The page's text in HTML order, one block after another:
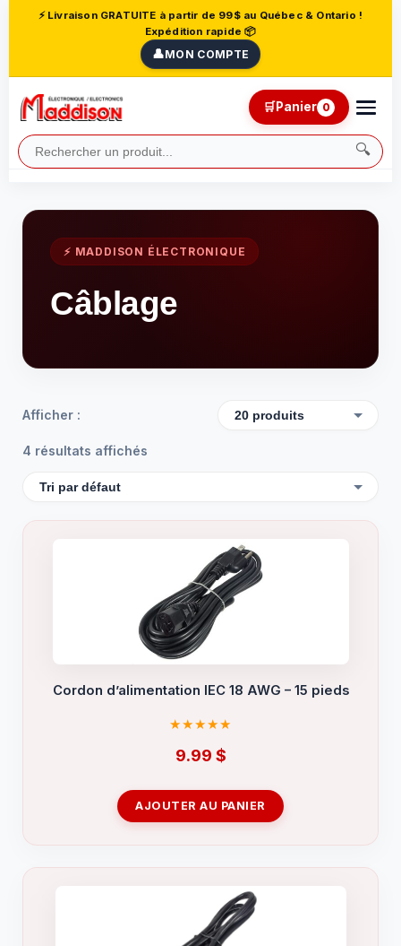
⚡ Livraison GRATUITE à partir de 99$ au Québec & Ontario !
Expédition rapide 📦
👤MON COMPTE
🔍
🛒Panier 0
⚡ MADDISON ÉLECTRONIQUE
Câblage
Afficher :
4 résultats affichés
Cordon d’alimentation IEC 18 AWG – 15 pieds
9.99 $
AJOUTER AU PANIER